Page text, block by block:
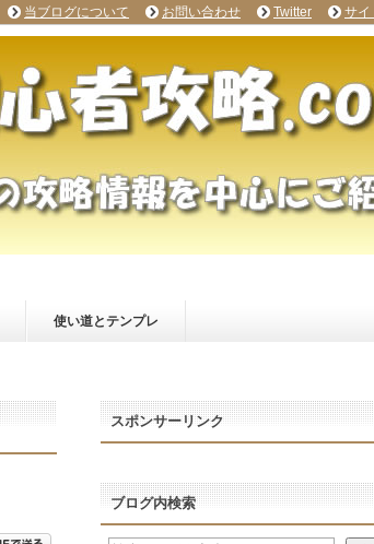
使い道とテンプレ
スポンサーリンク
ブログ内検索
当ブログについて お問い合わせ Twitter サイ